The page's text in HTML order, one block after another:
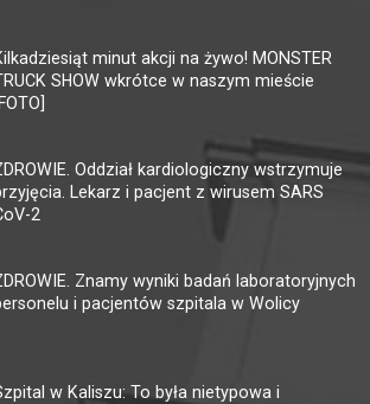
minut akcji na żywo! MONSTER
SHOW wkrótce w naszym mieście
Oddział kardiologiczny wstrzymuje
Lekarz i pacjent z wirusem SARS
2
Znamy wyniki badań laboratoryjnych
i pacjentów szpitala w Wolicy
w Kaliszu: To była nietypowa i